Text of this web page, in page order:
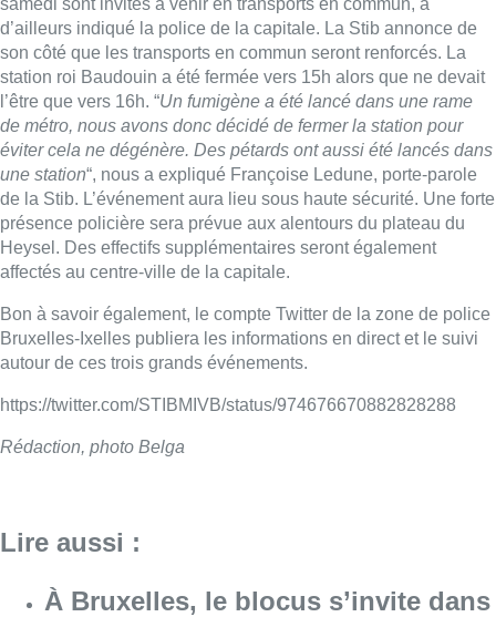
d’ailleurs indiqué la police de la capitale. La Stib annonce de
son côté que les transports en commun seront renforcés. La
station roi Baudouin a été fermée vers 15h alors que ne devait
l’être que vers 16h. “Un fumigène a été lancé dans une rame
de métro, nous avons donc décidé de fermer la station pour
éviter cela ne dégénère. Des pétards ont aussi été lancés dans
une station“, nous a expliqué Françoise Ledune, porte-parole
de la Stib. L’événement aura lieu sous haute sécurité. Une forte
présence policière sera prévue aux alentours du plateau du
Heysel. Des effectifs supplémentaires seront également
affectés au centre-ville de la capitale.
Bon à savoir également, le compte Twitter de la zone de police
Bruxelles-Ixelles publiera les informations en direct et le suivi
autour de ces trois grands événements.
https://twitter.com/STIBMIVB/status/974676670882828288
Rédaction, photo Belga
Lire aussi :
À Bruxelles, le blocus s’invite dans